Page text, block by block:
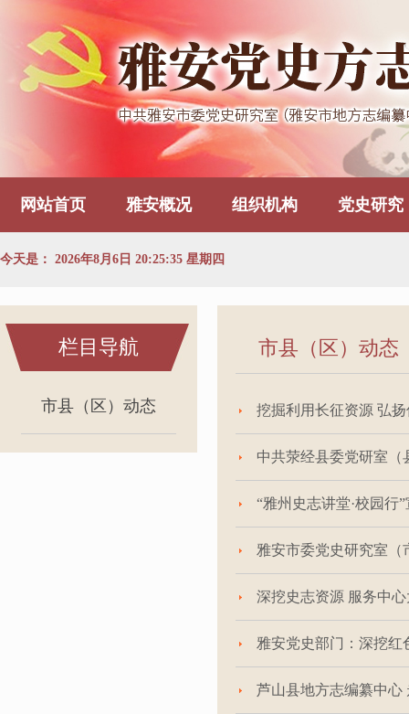
网站首页 雅安概况 组织机构 党史研究
今天是： 2026年8月6日 20:25:35 星期四
栏目导航
市县（区）动态
市县（区）动态
挖掘利用长征资源 弘
中共荥经县委党研室（
“雅州史志讲堂·校园行
雅安市委党史研究室
深挖史志资源 服务中
雅安党史部门：深挖红
芦山县地方志编纂中心